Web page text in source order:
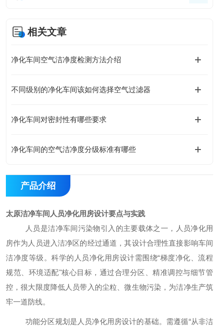
相关文章
净化车间空气洁净度检测方法介绍
不同级别的净化车间该如何选择空气过滤器
净化车间对密封性有哪些要求
净化车间的空气洁净度分级标准有哪些
产品介绍
太原洁净车间人员净化用房设计要点与实践
人员是洁净车间污染物引入的主要载体之一，人员净化用
房作为人员进入洁净区的经过通道，其设计合理性直接影响车间
洁净度等级。科学的人员净化用房设计需围绕“梯度净化、流程
规范、环境适配"核心目标，通过合理分区、精准调控与细节管
控，很大限度降低人员带入的尘粒、微生物污染，为洁净生产筑
牢一道防线。
功能分区规划是人员净化用房设计的基础。需遵循“从非洁